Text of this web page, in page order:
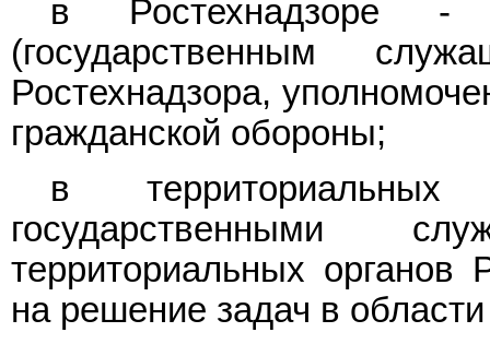
в Ростехнадзоре -
(государственным
Ростехнадзора,
гражданской обороны;
в
государственными
территориальных органов
на решение задач в